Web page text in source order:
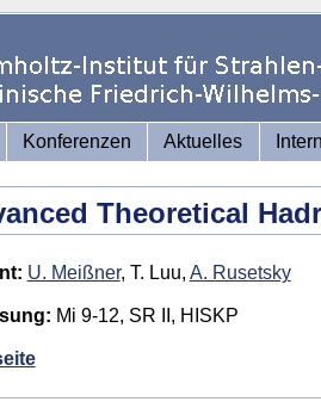
Konferenzen Aktuelles Intern
Theoretical
U. Meißner, T. Luu, A. Rusetsky
Mi 9-12, SR II, HISKP